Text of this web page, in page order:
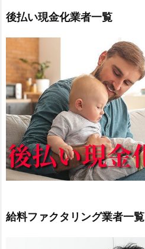
後払い現金化業者一覧
給料ファクタリング業者一覧